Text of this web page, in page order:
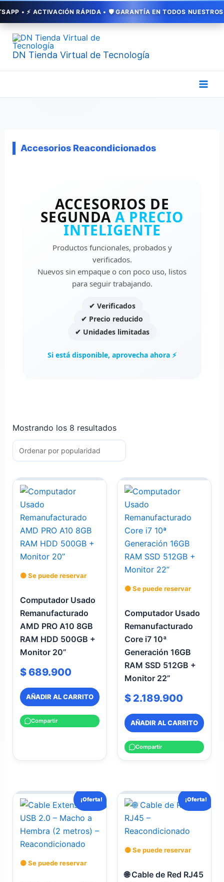
RÁPIDA • 🛡️ GARANTÍA EN TODOS
contenido
DN Tienda Virtual de Tecnología
Accesorios Reacondicionados
ACCESORIOS DE
SEGUNDA A PRECIO
INTELIGENTE
Productos funcionales, probados y
verificados.
Nuevos sin empaque o con poco uso, listos
para seguir trabajando.
✔ Verificados
✔ Precio reducido
✔ Unidades limitadas
Si está disponible, aprovecha ahora ⚡
Mostrando los 8 resultados
Ordenado
🟡 Se puede reservar
Computador Usado
Remanufacturado
AMD PRO A10 8GB
RAM HDD 500GB +
Monitor 20”
$689.900
AÑADIR AL CARRITO
Compartir
🟡 Se puede reservar
Computador Usado
Remanufacturado
Core i7 10ª
Generación 16GB
RAM SSD 512GB +
Monitor 22”
$ 2.189.900
AÑADIR AL CARRITO
Compartir
¡Oferta!
🟡 Se puede reservar
El
precio
original
era:
$ 30.000.
El
precio
actual
es:
$ 25.000.
¡Oferta!
🟡 Se puede reservar
🌐 Cable de Red RJ45
El
precio
era:
$ 15.000.
El
precio
es:
$ 12.500.